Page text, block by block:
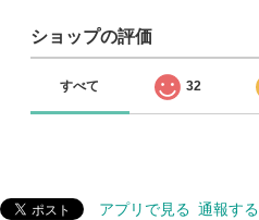
ショップの評価
すべて 32
アプリで見る 通報する